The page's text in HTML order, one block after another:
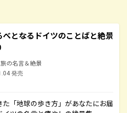
べとなるドイツのことばと絶景
の名言＆絶景
発売
「地球の歩き方」があなたにお届